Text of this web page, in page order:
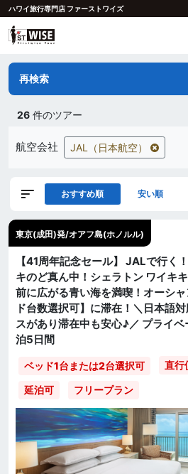
ハワイ旅行専門店 ファーストワイズ
再検索
26 件のツアー
航空会社 JAL（日本航空）
おすすめ順 安い順
東京(成田)発/オアフ島(ホノルル)
【41周年記念セール】 JALで行く
キのど真ん中！シェラトン ワイキ
前に広がる青い海を満喫！オーシ
ド台数選択可】に滞在！＼日本語
スがあり滞在中も安心♪／ プライ
泊5日間
ベッド1台または2台選択可 直行
延泊可 フリープラン